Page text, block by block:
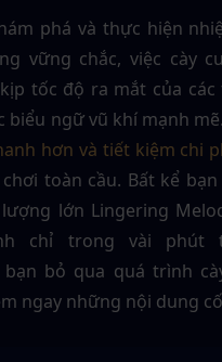
phá và thực hiện
vững chắc, việc cày
tốc độ ra mắt của các
biểu ngữ vũ khí mạnh
hơn và tiết kiệm chi
toàn cầu. Bất kể
lớn Lingering
chỉ trong vài phút
bạn bỏ qua quá trình
ngay những nội dung